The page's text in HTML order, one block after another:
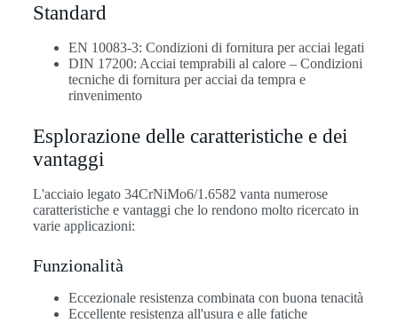
Standard
EN 10083-3: Condizioni di fornitura per acciai legati
DIN 17200: Acciai temprabili al calore – Condizioni
tecniche di fornitura per acciai da tempra e
rinvenimento
Esplorazione delle caratteristiche e dei
vantaggi
L'acciaio legato 34CrNiMo6/1.6582 vanta numerose
caratteristiche e vantaggi che lo rendono molto ricercato in
varie applicazioni:
Funzionalità
Eccezionale resistenza combinata con buona tenacità
Eccellente resistenza all'usura e alle fatiche